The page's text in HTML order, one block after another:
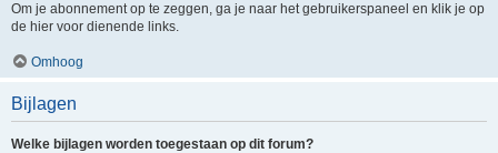
Om je abonnement op te zeggen, ga je naar het gebruikerspaneel en klik je op
de hier voor dienende links.
Omhoog
Bijlagen
Welke bijlagen worden toegestaan op dit forum?